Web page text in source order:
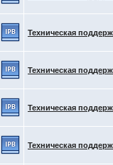
Техническая
Техническая
Техническая
Техническая